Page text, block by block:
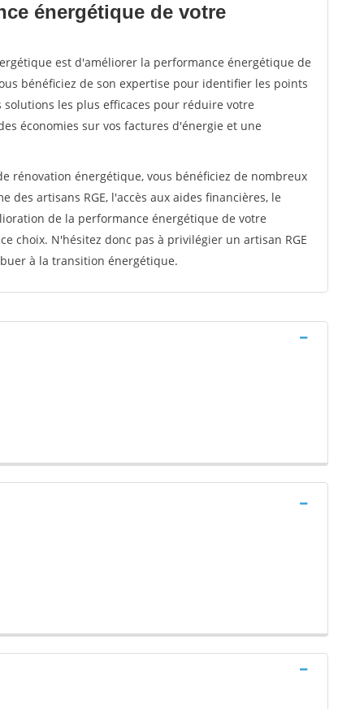
énergétique de votre
est d'améliorer la performance énergétique de
bénéficiez de son expertise pour identifier les points
les plus efficaces pour réduire votre
économies sur vos factures d'énergie et une
rénovation énergétique, vous bénéficiez de nombreux
des artisans RGE, l'accès aux aides financières, le
de la performance énergétique de votre
choix. N'hésitez donc pas à privilégier un artisan RGE
à la transition énergétique.